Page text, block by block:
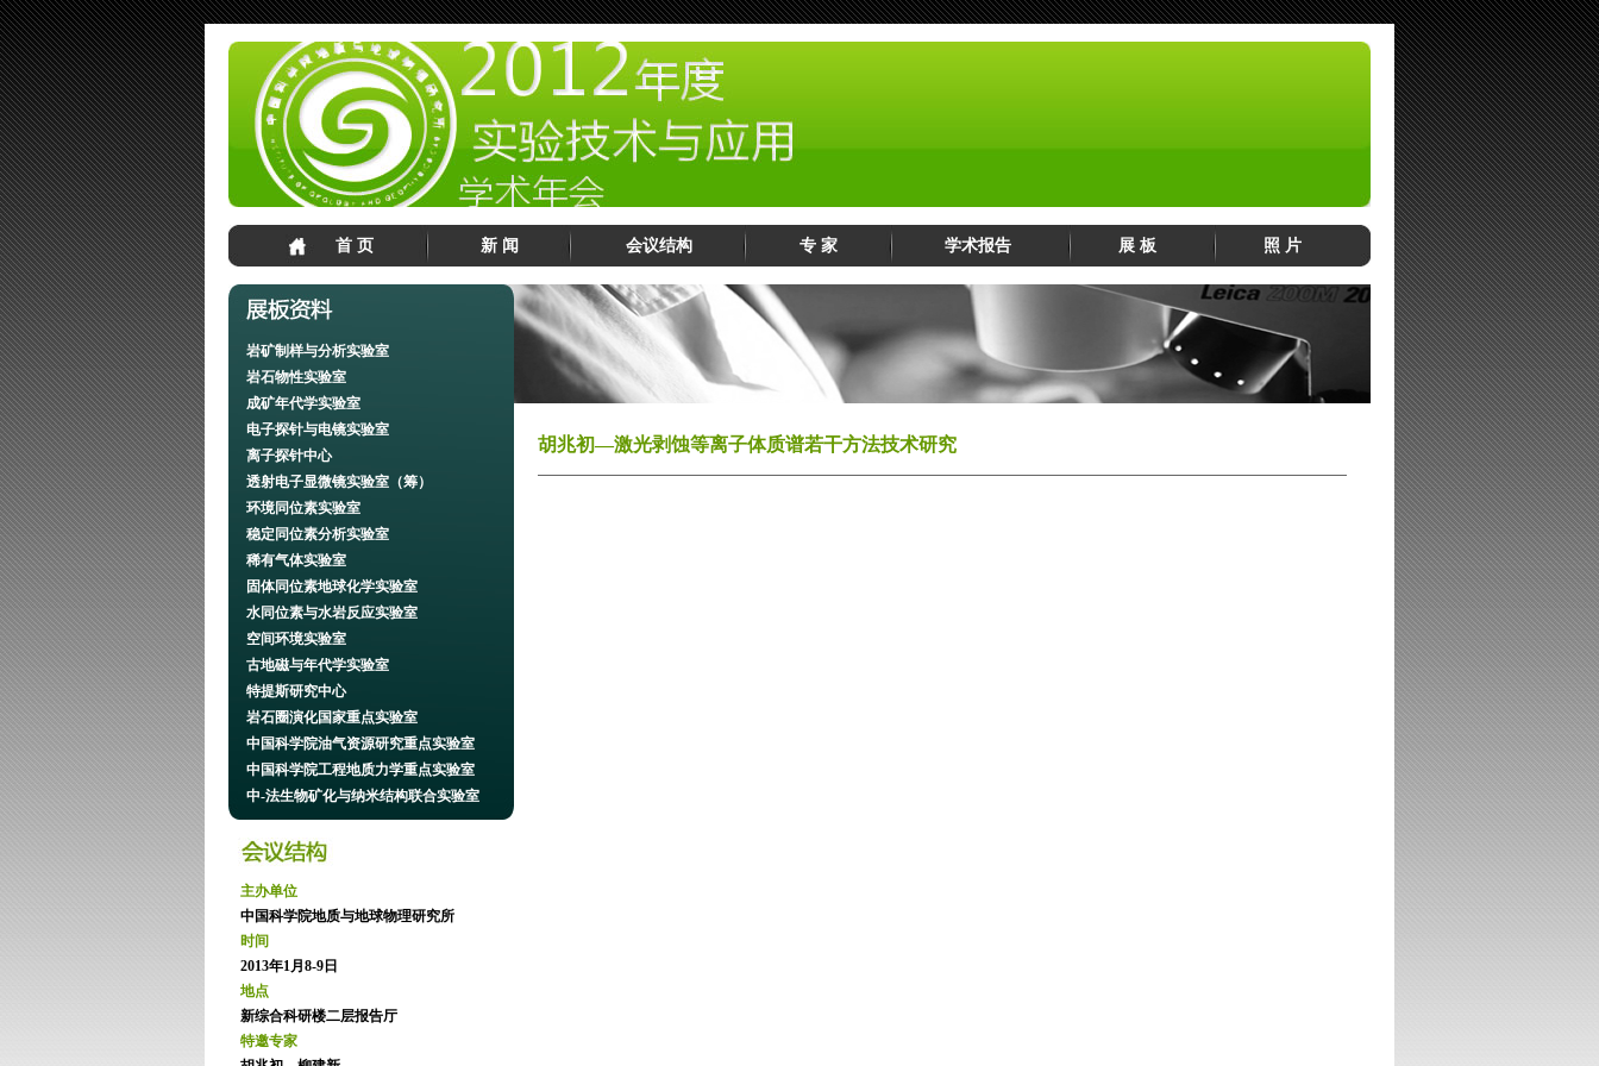
首 页 新 闻 会议结构 专 家 学术报告 展 板 照 片
岩矿制样与分析实验室
岩石物性实验室
成矿年代学实验室
电子探针与电镜实验室
离子探针中心
透射电子显微镜实验室（筹）
环境同位素实验室
稳定同位素分析实验室
稀有气体实验室
固体同位素地球化学实验室
水同位素与水岩反应实验室
空间环境实验室
古地磁与年代学实验室
特提斯研究中心
岩石圈演化国家重点实验室
中国科学院油气资源研究重点实验室
中国科学院工程地质力学重点实验室
中-法生物矿化与纳米结构联合实验室
主办单位
中国科学院地质与地球物理研究所
时间
2013年1月8-9日
地点
新综合科研楼二层报告厅
特邀专家
胡兆初—激光剥蚀等离子体质谱若干方法技术研究